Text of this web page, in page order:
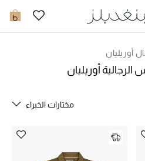
0
أوريليان
الرجالية أوريليان
مختارات الخبراء